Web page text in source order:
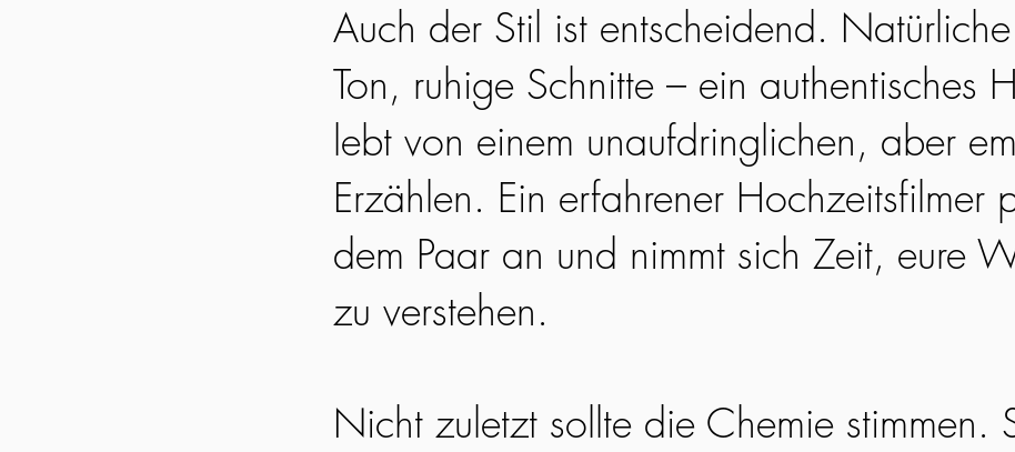
Auch der Stil ist entscheidend.
Ton, ruhige Schnitte – ein authentisches
lebt von einem unaufdringlichen, aber
Erzählen. Ein erfahrener Hochzeitsfilmer
dem Paar an und nimmt sich Zeit, eure
zu verstehen.
Nicht zuletzt sollte die Chemie stimmen.